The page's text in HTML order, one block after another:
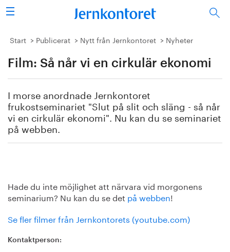
Sök
Stålindustrin
Vision 2050
Forskning/utbildning
Energi/miljö
Vi tycker
Bildbank
Om oss
Start Publicerat Nytt från Jernkontoret Nyheter
Film: Så når vi en cirkulär ekonomi
I morse anordnade Jernkontoret
frukostseminariet "Slut på slit och släng - så når
vi en cirkulär ekonomi". Nu kan du se seminariet
på webben.
Hade du inte möjlighet att närvara vid morgonens
seminarium? Nu kan du se det på webben!
Se fler filmer från Jernkontorets (youtube.com)
Kontaktperson: